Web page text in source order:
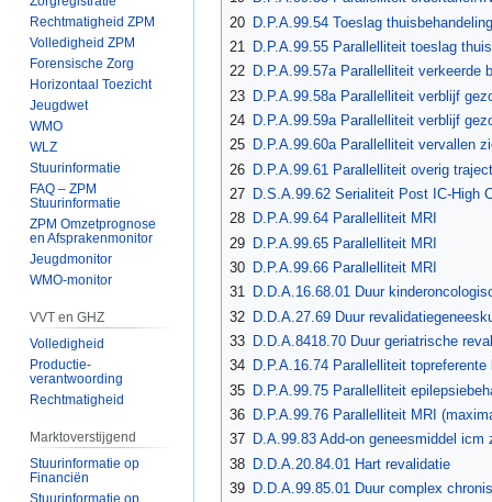
20 D.P.A.99.54 Toeslag
21 D.P.A.99.55 Parallelliteit toeslag
22 D.P.A.99.57a Parallelliteit verkeerde
23 D.P.A.99.58a Parallelliteit verblijf
24 D.P.A.99.59a Parallelliteit verblijf
25 D.P.A.99.60a Parallelliteit vervallen
26 D.P.A.99.61 Parallelliteit overig traject
27 D.S.A.99.62 Serialiteit Post IC-High
28 D.P.A.99.64 Parallelliteit MRI
29 D.P.A.99.65 Parallelliteit MRI
30 D.P.A.99.66 Parallelliteit MRI
31 D.D.A.16.68.01 Duur
32 D.D.A.27.69 Duur
33 D.D.A.8418.70 Duur geriatrische
34 D.P.A.16.74 Parallelliteit topreferente
35 D.P.A.99.75 Parallelliteit
36 D.P.A.99.76 Parallelliteit MRI
37 D.A.99.83 Add-on geneesmiddel icm
38 D.D.A.20.84.01 Hart revalidatie
39 D.D.A.99.85.01 Duur complex
Rechtmatigheid ZPM
Volledigheid ZPM
Forensische Zorg
Horizontaal Toezicht
Jeugdwet
WMO
WLZ
Stuurinformatie
FAQ – ZPM
Stuurinformatie
ZPM Omzetprognose
en Afsprakenmonitor
Jeugdmonitor
WMO-monitor
VVT en GHZ
Volledigheid
Productie-
verantwoording
Rechtmatigheid
Marktoverstijgend
Stuurinformatie op
Financiën
Stuurinformatie op